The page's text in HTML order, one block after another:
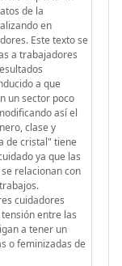
de la
en
Este texto se
a trabajadores
a que
un sector poco
así el
clase y
de cristal" tiene
ya que las
relacionan con
cuidadores
entre las
a tener un
o feminizadas de